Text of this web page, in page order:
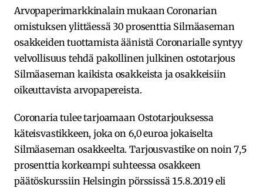
Arvopaperimarkkinalain mukaan Coronarian
omistuksen ylittäessä 30 prosenttia Silmäaseman
osakkeiden tuottamista äänistä Coronarialle syntyy
velvollisuus tehdä pakollinen julkinen ostotarjous
Silmäaseman kaikista osakkeista ja osakkeisiin
oikeuttavista arvopapereista.
Coronaria tulee tarjoamaan Ostotarjouksessa
käteisvastikkeen, joka on 6,0 euroa jokaiselta
Silmäaseman osakkeelta. Tarjousvastike on noin 7,5
prosenttia korkeampi suhteessa osakkeen
päätöskurssiin Helsingin pörssissä 15.8.2019 eli